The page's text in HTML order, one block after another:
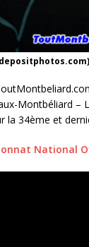
Montbéliard –
la 34ème et
National